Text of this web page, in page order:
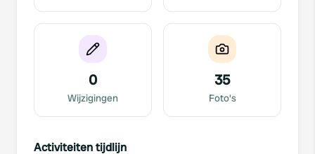
0
Wijzigingen
35
Foto's
Activiteiten tijdlijn